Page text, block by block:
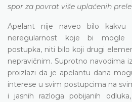
spor za povrat više uplaćenih
Apelant nije naveo bilo kakvu
neregularnost koje bi mogle
postupka, niti bilo koji drugi
nepravičnim. Suprotno navodima
proizlazi da je apelantu dana
interese u svim postupcima na
i jasnih razloga pobijanih